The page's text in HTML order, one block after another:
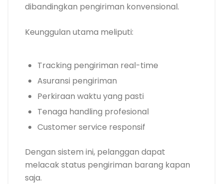
dibandingkan pengiriman konvensional.
Keunggulan utama meliputi:
Tracking pengiriman real-time
Asuransi pengiriman
Perkiraan waktu yang pasti
Tenaga handling profesional
Customer service responsif
Dengan sistem ini, pelanggan dapat
melacak status pengiriman barang kapan
saja.